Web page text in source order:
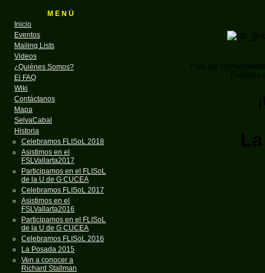
M E N Ú
Inicio
Eventos
Mailing Lists
Videos
¿Quiénes Somos?
El FAQ
Wiki
Contáctanos
Mapa
SelvaCabal
Historia
Celebramos FLISoL 2018
Asistimos en el
FSLVallarta2017
Participamos en el FLISoL
de la U de G CUCEA
Celebramos FLISoL 2017
Asistimos en el
FSLVallarta2016
Participamos en el FLISoL
de la U de G CUCEA
Celebramos FLISoL 2016
La Posada 2015
Ven a conocer a
Richard Stallman
Para las
Fundado